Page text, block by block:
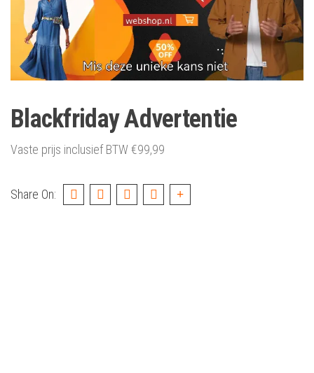
Blackfriday Advertentie
Vaste prijs inclusief BTW€99,99
Share On: